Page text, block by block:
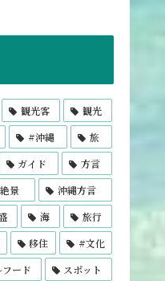
観光客
観光
#沖縄
旅
ガイド
方言
絶景
沖縄方言
海
旅行
移住
#文化
フード
スポット